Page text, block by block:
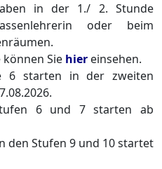
in der 1./ 2. Stunde
oder beim
können Sie hier einsehen.
6 starten in der zweiten
6 und 7 starten ab
den Stufen 9 und 10 startet